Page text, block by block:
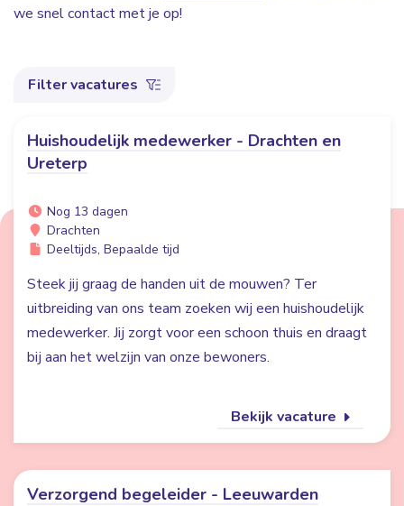
we snel contact met je op!
Filter vacatures
Huishoudelijk medewerker - Drachten en
Ureterp
Nog 13 dagen
Drachten
Deeltijds, Bepaalde tijd
Steek jij graag de handen uit de mouwen? Ter
uitbreiding van ons team zoeken wij een huishoudelijk
medewerker. Jij zorgt voor een schoon thuis en draagt
bij aan het welzijn van onze bewoners.
Bekijk vacature
Verzorgend begeleider - Leeuwarden